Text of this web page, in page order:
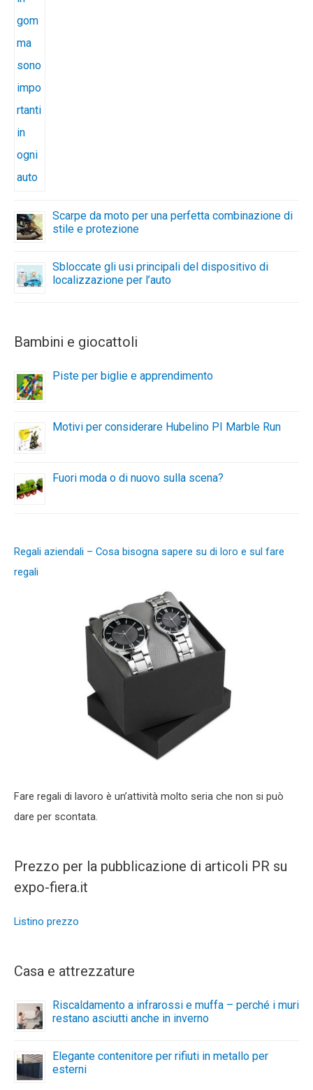
Scarpe da moto per una perfetta combinazione di
stile e protezione
Sbloccate gli usi principali del dispositivo di
localizzazione per l’auto
Bambini e giocattoli
Piste per biglie e apprendimento
Motivi per considerare Hubelino PI Marble Run
Fuori moda o di nuovo sulla scena?
Regali aziendali – Cosa bisogna sapere su di loro e sul fare
regali
Fare regali di lavoro è un’attività molto seria che non si può
dare per scontata.
Prezzo per la pubblicazione di articoli PR su
expo-fiera.it
Listino prezzo
Casa e attrezzature
Riscaldamento a infrarossi e muffa – perché i muri
restano asciutti anche in inverno
Elegante contenitore per rifiuti in metallo per
esterni